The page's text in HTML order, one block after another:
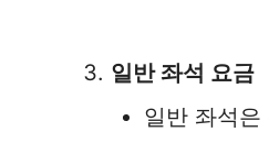
일반 좌석 요금
일반 좌석